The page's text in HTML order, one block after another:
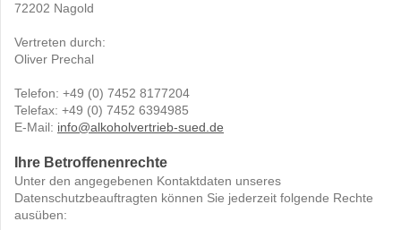
72202 Nagold
Vertreten durch:
Oliver Prechal
Telefon: +49 (0) 7452 8177204
Telefax: +49 (0) 7452 6394985
E-Mail: info@alkoholvertrieb-sued.de
Ihre Betroffenenrechte
Unter den angegebenen Kontaktdaten unseres
Datenschutzbeauftragten können Sie jederzeit folgende Rechte
ausüben: